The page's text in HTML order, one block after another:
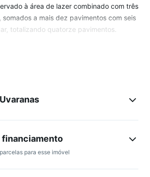
à área de lazer combinado com três
somados a mais dez pavimentos com seis
totalizando quatorze pavimentos.
em duas alas, com elevadores
definindo exclusividade e requinte.
reforçando os compromissos de
andar;
o prédio em duas alas, aumentando a
financiamento
para esse imóvel